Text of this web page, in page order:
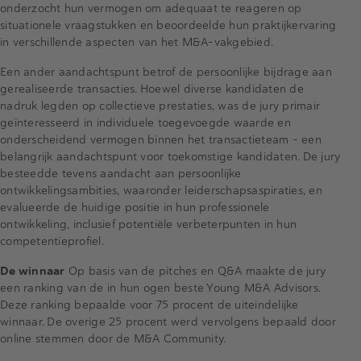
onderzocht hun vermogen om adequaat te reageren op
situationele vraagstukken en beoordeelde hun praktijkervaring
in verschillende aspecten van het M&A-vakgebied.
Een ander aandachtspunt betrof de persoonlijke bijdrage aan
gerealiseerde transacties. Hoewel diverse kandidaten de
nadruk legden op collectieve prestaties, was de jury primair
geïnteresseerd in individuele toegevoegde waarde en
onderscheidend vermogen binnen het transactieteam - een
belangrijk aandachtspunt voor toekomstige kandidaten. De jury
besteedde tevens aandacht aan persoonlijke
ontwikkelingsambities, waaronder leiderschapsaspiraties, en
evalueerde de huidige positie in hun professionele
ontwikkeling, inclusief potentiële verbeterpunten in hun
competentieprofiel.
De winnaar Op basis van de pitches en Q&A maakte de jury
een ranking van de in hun ogen beste Young M&A Advisors.
Deze ranking bepaalde voor 75 procent de uiteindelijke
winnaar. De overige 25 procent werd vervolgens bepaald door
online stemmen door de M&A Community.